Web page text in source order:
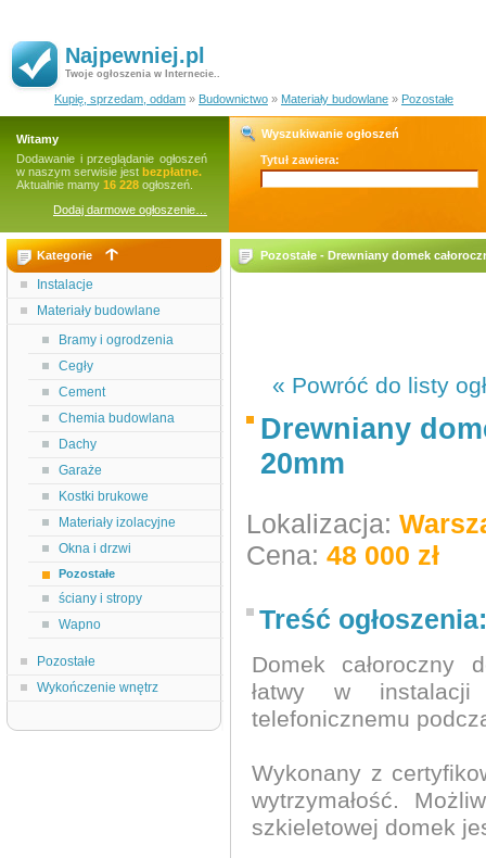
Najpewniej.pl
Twoje ogłoszenia w Internecie..
Kupię, sprzedam, oddam » Budownictwo » Materiały budowlane » Pozostałe
Witamy
Dodawanie i przeglądanie ogłoszeń
w naszym serwisie jest bezpłatne.
Aktualnie mamy 16 228 ogłoszeń.
Dodaj darmowe ogłoszenie…
Wyszukiwanie ogłoszeń
Tytuł zawiera:
Kategorie
Instalacje
Materiały budowlane
Bramy i ogrodzenia
Cegły
Cement
Chemia budowlana
Dachy
Garaże
Kostki brukowe
Materiały izolacyjne
Okna i drzwi
Pozostałe
ściany i stropy
Wapno
Pozostałe
Wykończenie wnętrz
Pozostałe - Drewniany domek
« Powróć do listy
Drewniany
20mm
Lokalizacja:
Cena: 48 000 zł
Treść ogłoszenia:
Domek całoroczny
łatwy w instalacji
telefonicznemu
Wykonany z
wytrzymałość.
szkieletowej domek